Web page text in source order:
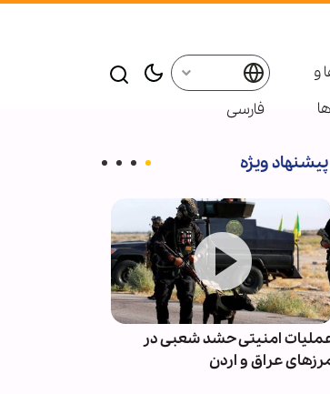
و
فارسی
پیشنهاد ویژه
امنیتی حشد شعبی در
عراق و اردن